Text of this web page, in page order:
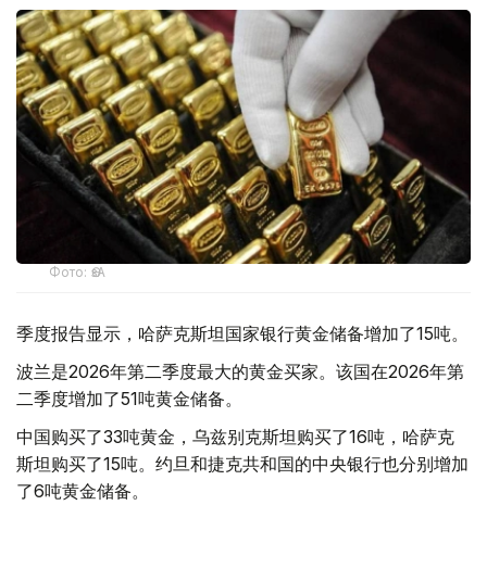
Фото: ӨзА
季度报告显示，哈萨克斯坦国家银行黄金储备增加了15吨。
波兰是2026年第二季度最大的黄金买家。该国在2026年第
二季度增加了51吨黄金储备。
中国购买了33吨黄金，乌兹别克斯坦购买了16吨，哈萨克
斯坦购买了15吨。约旦和捷克共和国的中央银行也分别增加
了6吨黄金储备。